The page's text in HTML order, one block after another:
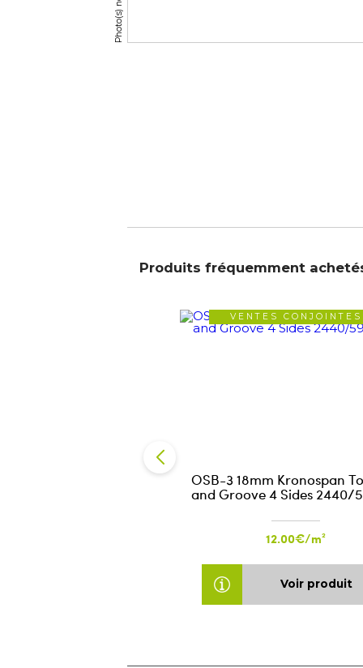
Produits fréquemment
VENTES CONJOINTES
OSB-3 18mm Kronospan
and Groove 4 Sides 2440/
12.00€/m²
Voir produit